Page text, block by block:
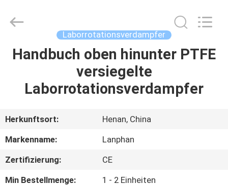
HAUS
PRODUKTE
VIDEOS
UNS
Co.,Ltd.
Laborrotationsverdampfer
Handbuch oben hinunter PTFE
versiegelte
Laborrotationsverdampfer
Herkunftsort:
Henan, China
Markenname:
Lanphan
Zertifizierung:
CE
Min Bestellmenge:
1 - 2 Einheiten